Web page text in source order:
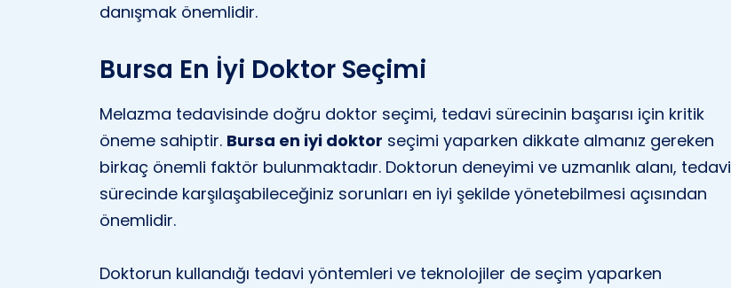
danışmak önemlidir.
Bursa En İyi Doktor Seçimi
Melazma tedavisinde doğru doktor seçimi, tedavi sürecinin başarısı için kritik
öneme sahiptir. Bursa en iyi doktor seçimi yaparken dikkate almanız gereken
birkaç önemli faktör bulunmaktadır. Doktorun deneyimi ve uzmanlık alanı, tedavi
sürecinde karşılaşabileceğiniz sorunları en iyi şekilde yönetebilmesi açısından
önemlidir.
Doktorun kullandığı tedavi yöntemleri ve teknolojiler de seçim yaparken